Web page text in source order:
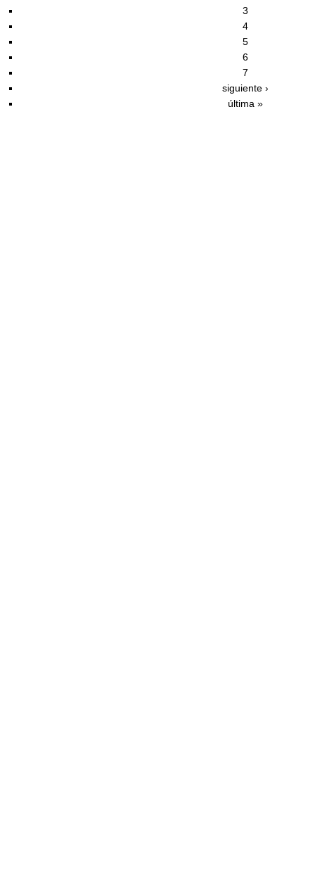
3
4
5
6
7
siguiente ›
última »